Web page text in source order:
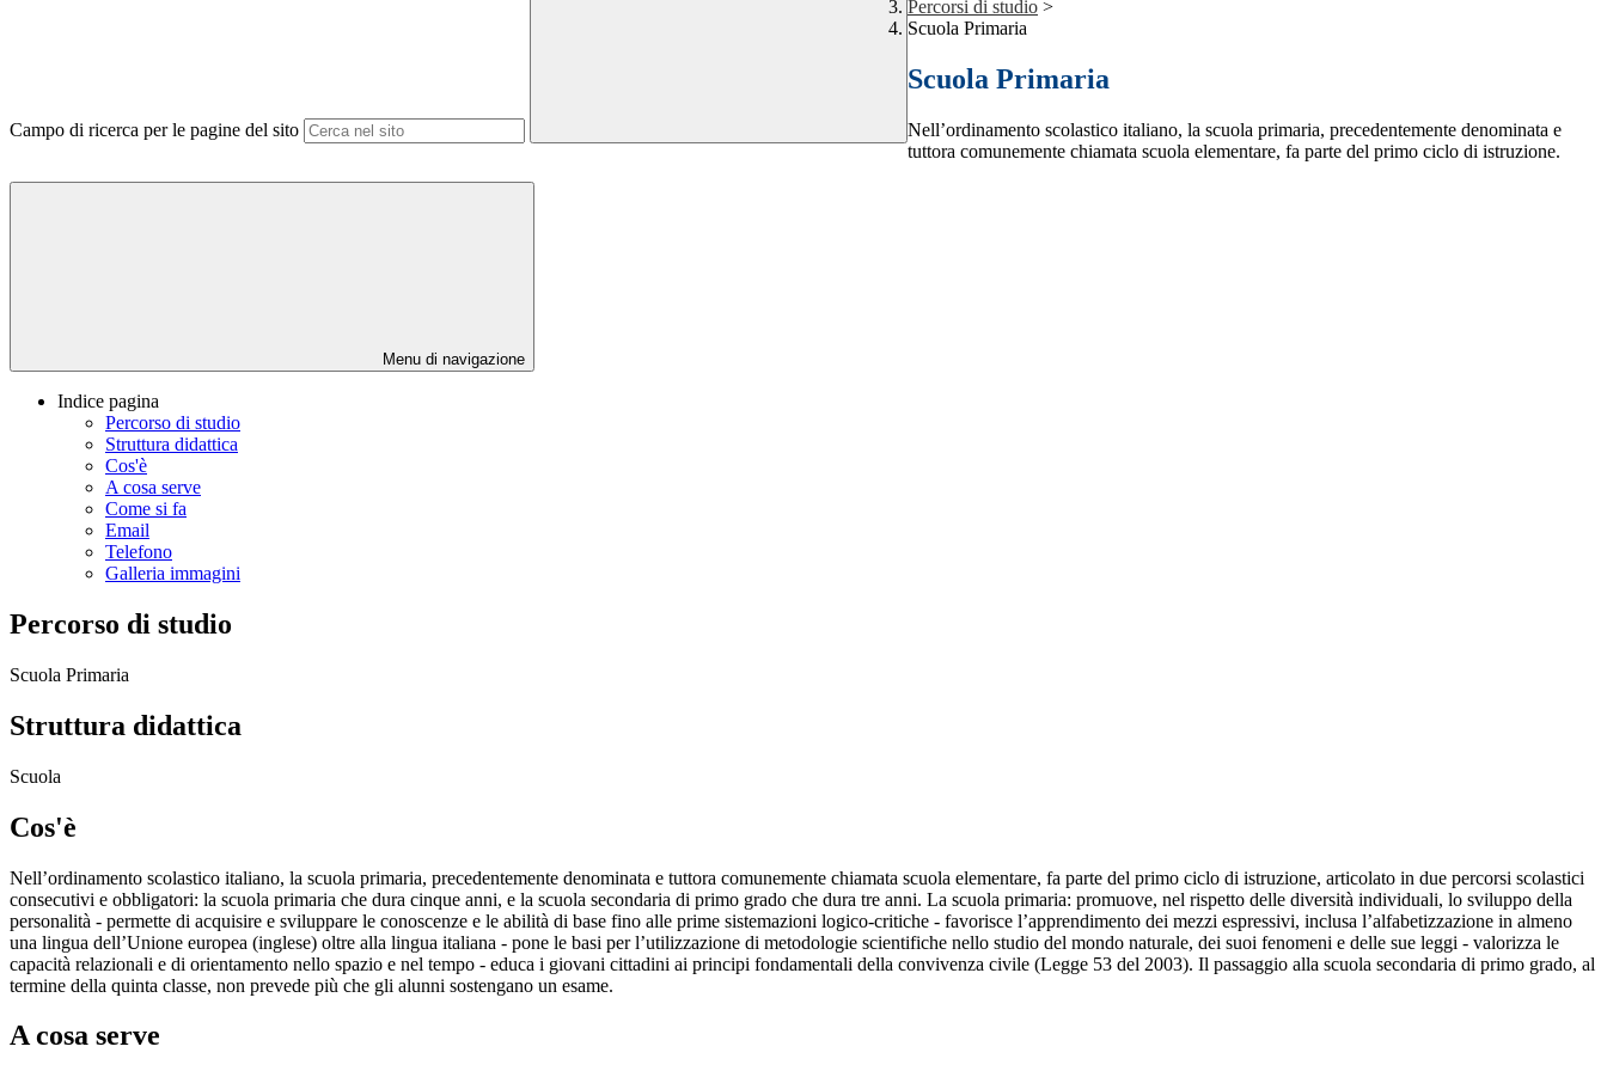
Campo di ricerca per le pagine del sito
Percorsi di studio >
Scuola Primaria
Scuola Primaria
Nell’ordinamento scolastico italiano, la scuola primaria, precedentemente denominata e
tuttora comunemente chiamata scuola elementare, fa parte del primo ciclo di istruzione.
Menu di navigazione
Indice pagina
Percorso di studio
Struttura didattica
Cos'è
A cosa serve
Come si fa
Email
Telefono
Galleria immagini
Percorso di studio
Scuola Primaria
Struttura didattica
Scuola
Cos'è
Nell’ordinamento scolastico italiano, la scuola primaria, precedentemente denominata e tuttora comunemente chiamata scuola elementare, fa parte del primo ciclo di istruzione, articolato in due percorsi scolastici
consecutivi e obbligatori: la scuola primaria che dura cinque anni, e la scuola secondaria di primo grado che dura tre anni. La scuola primaria: promuove, nel rispetto delle diversità individuali, lo sviluppo della
personalità - permette di acquisire e sviluppare le conoscenze e le abilità di base fino alle prime sistemazioni logico-critiche - favorisce l’apprendimento dei mezzi espressivi, inclusa l’alfabetizzazione in almeno
una lingua dell’Unione europea (inglese) oltre alla lingua italiana - pone le basi per l’utilizzazione di metodologie scientifiche nello studio del mondo naturale, dei suoi fenomeni e delle sue leggi - valorizza le
capacità relazionali e di orientamento nello spazio e nel tempo - educa i giovani cittadini ai principi fondamentali della convivenza civile (Legge 53 del 2003). Il passaggio alla scuola secondaria di primo grado, al
termine della quinta classe, non prevede più che gli alunni sostengano un esame.
A cosa serve